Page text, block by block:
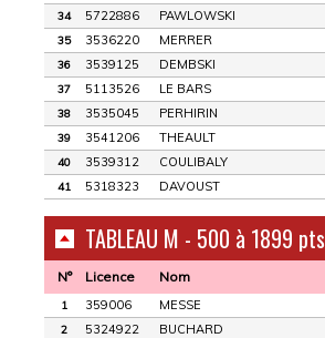
34 5722886 PAWLOWSKI
35 3536220 MERRER
36 3539125 DEMBSKI
37 5113526 LE BARS
38 3535045 PERHIRIN
39 3541206 THEAULT
40 3539312 COULIBALY
41 5318323 DAVOUST
TABLEAU M - 500 à 1899 pts
N° Licence Nom
1 359006 MESSE
2 5324922 BUCHARD